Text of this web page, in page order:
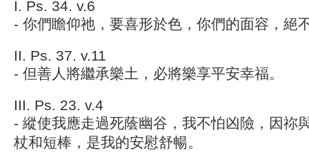
I. Ps. 34. v.6
- 你們瞻仰祂，要喜形於色，你們的面容，絕
II. Ps. 37. v.11
- 但善人將繼承樂土，必將樂享平安幸福。
III. Ps. 23. v.4
- 縱使我應走過死蔭幽谷，我不怕凶險，因祢
杖和短棒，是我的安慰舒暢。